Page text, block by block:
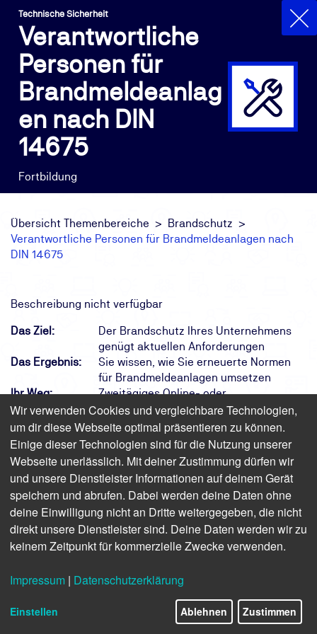
Technische Sicherheit
Verantwortliche
Personen für
Brandmeldeanlag
en nach DIN
14675
Fortbildung
Übersicht Themenbereiche
Brandschutz
Verantwortliche Personen für Brandmeldeanlagen nach
DIN 14675
Beschreibung nicht verfügbar
Das Ziel:
Der Brandschutz Ihres Unternehmens
genügt aktuellen Anforderungen
Das Ergebnis:
Sie wissen, wie Sie erneuerte Normen
für Brandmeldeanlagen umsetzen
Ihr Weg:
Zweitägiges Online- oder
Präsenzseminar mit
Teilnahmebescheinigung
Finden Sie freie Termine für das Seminar
Verantwortliche Personen für
Brandmeldeanlagen nach DIN 14675
Fortbildung
Präsenz | 2 Tage | ab 1.166,20 € inkl. USt.
Wir verwenden Cookies und vergleichbare Technologien,
um dir diese Webseite optimal präsentieren zu können.
Einige dieser Technologien sind für die Nutzung unserer
Webseite unerlässlich. Mit deiner Zustimmung dürfen wir
und unsere Dienstleister Informationen auf deinem Gerät
speichern und abrufen. Dabei werden deine Daten ohne
deine Einwilligung nicht an Dritte weitergegeben, die nicht
direkt unsere Dienstleister sind. Deine Daten werden wir zu
keinem Zeitpunkt für kommerzielle Zwecke verwenden.
Impressum | Datenschutzerklärung
Einstellen Ablehnen Zustimmen